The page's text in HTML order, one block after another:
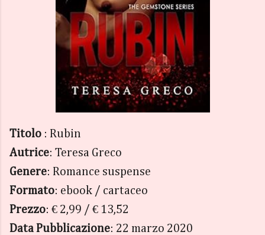
Titolo : Rubin
Autrice: Teresa Greco
Genere: Romance suspense
Formato: ebook / cartaceo
Prezzo: € 2,99 / € 13,52
Data Pubblicazione: 22 marzo 2020